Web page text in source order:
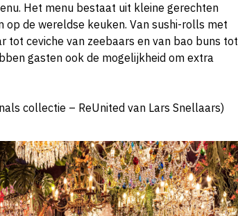
Het menu bestaat uit kleine gerechten
op de wereldse keuken. Van sushi-rolls met
ceviche van zeebaars en van bao buns tot
gasten ook de mogelijkheid om extra
collectie – ReUnited van Lars Snellaars)